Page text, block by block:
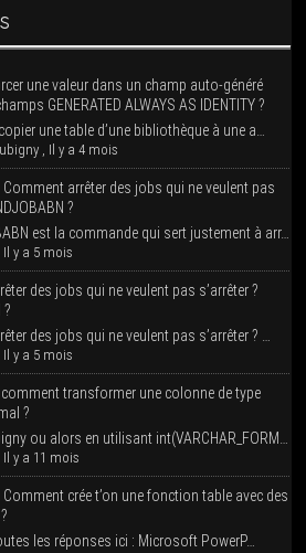
une valeur dans un champ auto-géné­ré
GENERATED ALWAYS AS IDENTITY ?
une table d’une biblio­thèque à une a…
, Il y a 4 mois
Com­ment arrê­ter des jobs qui ne veulent pas
?
est la com­mande qui sert jus­te­ment à arr…
Il y a 5 mois
des jobs qui ne veulent pas s’ar­rê­ter ?
?
des jobs qui ne veulent pas s’arrêter ? …
Il y a 5 mois
com­ment trans­for­mer une colonne de type
?
ou alors en uti­li­sant int(VARCHAR_FORM…
Il y a 11 mois
Com­ment crée t’on une fonc­tion table avec des
les réponses ici : Micro­soft PowerP…